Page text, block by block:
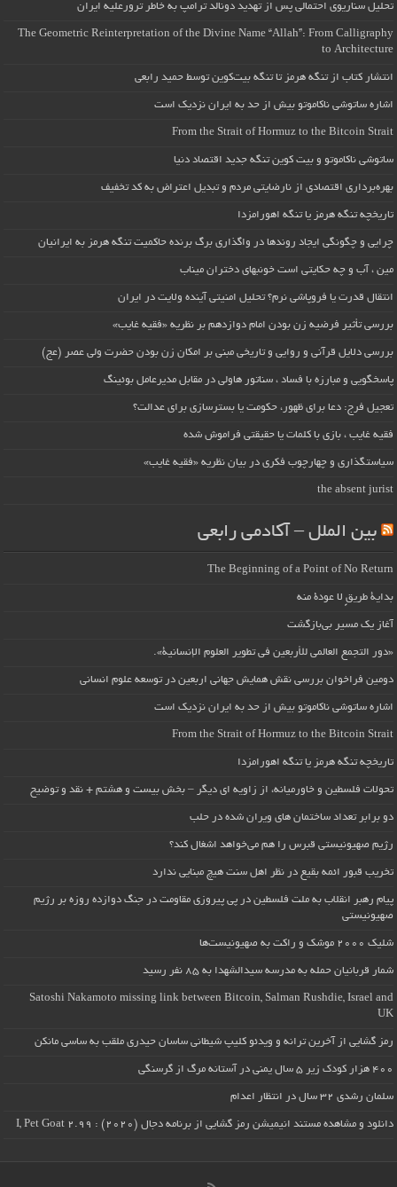
تحلیل سناریوی احتمالی پس از تهدید دونالد ترامپ به خاطر ترورعلیه ایران
The Geometric Reinterpretation of the Divine Name “Allah”: From Calligraphy
to Architecture
انتشار کتاب از تنگه هرمز تا تنگه بیت‌کوین توسط حمید رابعی
اشاره ساتوشی ناکاموتو بیش از حد به ایران نزدیک است
From the Strait of Hormuz to the Bitcoin Strait
ساتوشی ناکاموتو و بیت کوین تنگه جدید اقتصاد دنیا
بهره‌برداری اقتصادی از نارضایتی مردم و تبدیل اعتراض به کد تخفیف
تاریخچه تنگه هرمز یا تنگه اهورامزدا
چرایی و چگونگی ایجاد روندها در واگذاری برگ برنده حاکمیت تنگه هرمز به ایرانیان
مین ، آب و چه حکایتی است خونبهای دختران میناب
انتقال قدرت یا فروپاشی نرم؟ تحلیل امنیتی آینده ولایت در ایران
بررسی تأثیر فرضیه زن بودن امام دوازدهم بر نظریه «فقیه غایب»
بررسی دلایل قرآنی و روایی و تاریخی مبنی بر امکان زن بودن حضرت ولی عصر (عج)
پاسخگویی و مبارزه با فساد ، سناتور هاولی در مقابل مدیرعامل بوئینگ
تعجیل فرج: دعا برای ظهور، حکومت یا بسترسازی برای عدالت؟
فقیه غایب ، بازی با کلمات یا حقیقتی فراموش شده
سیاستگذاری و چهارچوب فکری در بیان نظریه «فقیه غایب»
the absent jurist
بین الملل – آکادمی رابعی
The Beginning of a Point of No Return
بداية طريقٍ لا عودة منه
آغاز یک مسیر بی‌بازگشت
«دور التجمع العالمي للأربعين في تطوير العلوم الإنسانية».
دومین فراخوان بررسی نقش همایش جهانی اربعین در توسعه علوم انسانی
اشاره ساتوشی ناکاموتو بیش از حد به ایران نزدیک است
From the Strait of Hormuz to the Bitcoin Strait
تاریخچه تنگه هرمز یا تنگه اهورامزدا
تحولات فلسطین و خاورمیانه، از زاویه ای دیگر – بخش بیست و هشتم + نقد و توضیح
دو برابر تعداد ساختمان های ویران شده در حلب
رژیم صهیونیستی قبرس را هم می‌خواهد اشغال کند؟
تخریب قبور ائمه بقیع در نظر اهل سنت هیچ مبنایی ندارد
پیام رهبر انقلاب به ملت فلسطین در پی پیروزی مقاومت در جنگ دوازده روزه بر رژیم
صهیونیستی
شلیک ۲۰۰۰ موشک و راکت به صهیونیست‌ها
شمار قربانیان حمله به مدرسه سیدالشهدا به ۸۵ نفر رسید
Satoshi Nakamoto missing link between Bitcoin, Salman Rushdie, Israel and
UK
رمز گشایی از آخرین ترانه و ویدئو کلیپ شیطانی ساسان حیدری ملقب به ساسی مانکن
۴۰۰ هزار کودک زیر ۵ سال یمنی در آستانه مرگ از گرسنگی
سلمان رشدی ۳۲ سال در انتظار اعدام
دانلود و مشاهده مستند انیمیشن رمز گشایی از برنامه دجال (۲۰۲۰) : I, Pet Goat 2.99